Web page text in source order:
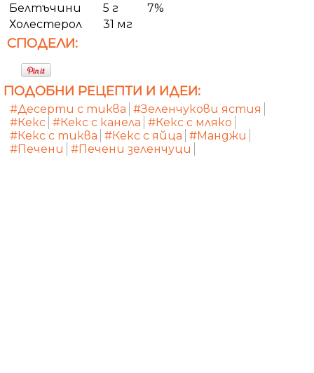
Белтъчини
5 г
7%
Холестерол
31 мг
СПОДЕЛИ:
ПОДОБНИ РЕЦЕПТИ И ИДЕИ:
#Десерти с тиква #Зеленчукови ястия
#Кекс #Кекс с канела #Кекс с мляко
#Кекс с тиква #Кекс с яйца #Манджи
#Печени
#Печени зеленчуци